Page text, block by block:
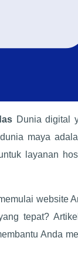
Dunia digital
maya
layanan
website
tepat?
Anda